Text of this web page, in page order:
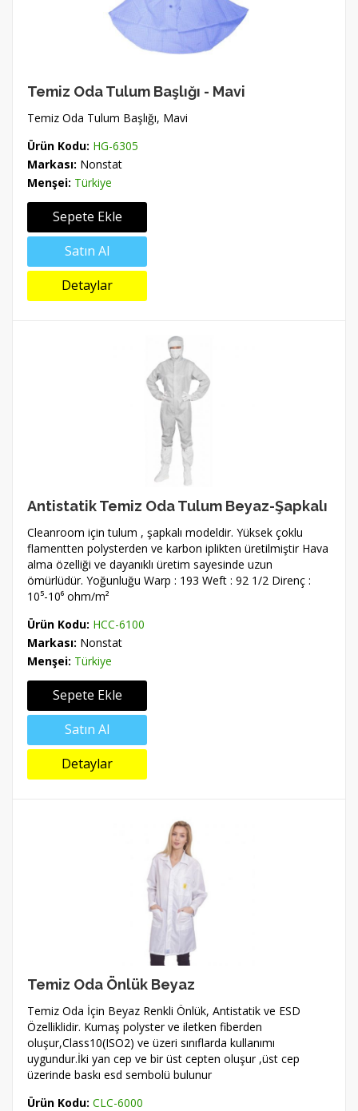
Temiz Oda Tulum Başlığı - Mavi
Temiz Oda Tulum Başlığı, Mavi
Ürün Kodu: HG-6305
Markası: Nonstat
Menşei: Türkiye
Sepete Ekle
Satın Al
Detaylar
Antistatik Temiz Oda Tulum Beyaz-Şapkalı
Cleanroom için tulum , şapkalı modeldir. Yüksek çoklu
flamentten polysterden ve karbon iplikten üretilmiştir Hava
alma özelliği ve dayanıklı üretim sayesinde uzun
ömürlüdür. Yoğunluğu Warp : 193 Weft : 92 1/2 Direnç :
10⁵-10⁶ ohm/m²
Ürün Kodu: HCC-6100
Markası: Nonstat
Menşei: Türkiye
Sepete Ekle
Satın Al
Detaylar
Temiz Oda Önlük Beyaz
Temiz Oda İçin Beyaz Renkli Önlük, Antistatik ve ESD
Özelliklidir. Kumaş polyster ve iletken fiberden
oluşur,Class10(ISO2) ve üzeri sınıflarda kullanımı
uygundur.İki yan cep ve bir üst cepten oluşur ,üst cep
üzerinde baskı esd sembolü bulunur
Ürün Kodu: CLC-6000